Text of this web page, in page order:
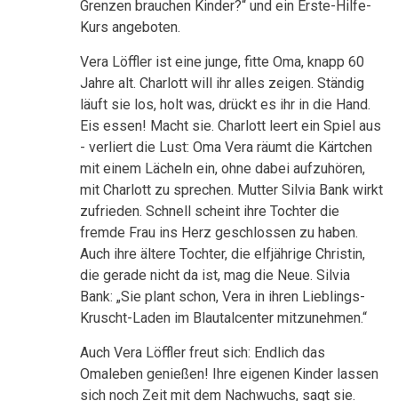
Grenzen brauchen Kinder?“ und ein Erste-Hilfe-
Kurs angeboten.
Vera Löffler ist eine junge, fitte Oma, knapp 60
Jahre alt. Charlott will ihr alles zeigen. Ständig
läuft sie los, holt was, drückt es ihr in die Hand.
Eis essen! Macht sie. Charlott leert ein Spiel aus
- verliert die Lust: Oma Vera räumt die Kärtchen
mit einem Lächeln ein, ohne dabei aufzuhören,
mit Charlott zu sprechen. Mutter Silvia Bank wirkt
zufrieden. Schnell scheint ihre Tochter die
fremde Frau ins Herz geschlossen zu haben.
Auch ihre ältere Tochter, die elfjährige Christin,
die gerade nicht da ist, mag die Neue. Silvia
Bank: „Sie plant schon, Vera in ihren Lieblings-
Kruscht-Laden im Blautalcenter mitzunehmen.“
Auch Vera Löffler freut sich: Endlich das
Omaleben genießen! Ihre eigenen Kinder lassen
sich noch Zeit mit dem Nachwuchs, sagt sie.